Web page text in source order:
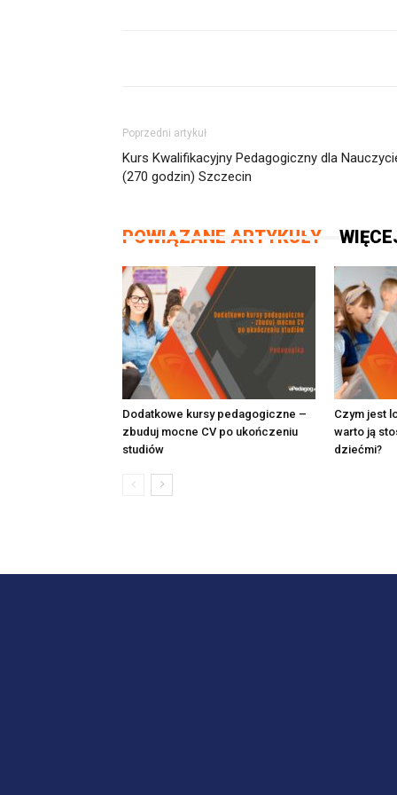
Poprzedni artykuł
Kurs Kwalifikacyjny Pedagogiczny dla
(270 godzin) Szczecin
POWIĄZANE ARTYKUŁY
Dodatkowe kursy pedagogiczne –
zbuduj mocne CV po ukończeniu
studiów
Czym jest
warto ją
dziećmi?